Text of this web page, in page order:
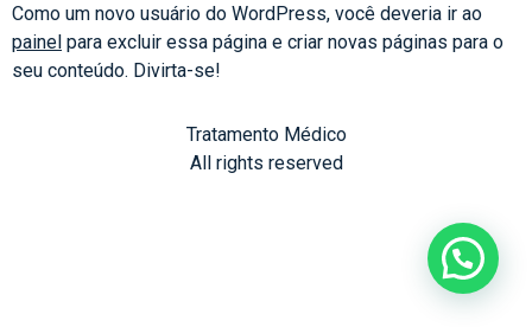
Como um novo usuário do WordPress, você deveria ir ao
painel para excluir essa página e criar novas páginas para o
seu conteúdo. Divirta-se!
Tratamento Médico
All rights reserved